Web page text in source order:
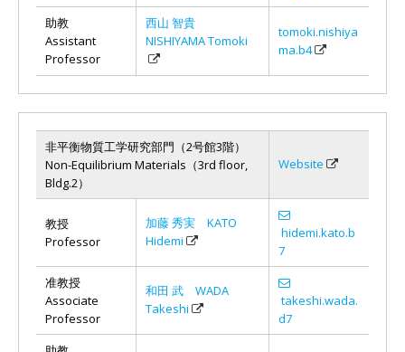
助教
Assistant
Professor
西山 智貴
NISHIYAMA Tomoki
tomoki.nishiya
ma.b4
非平衡物質工学研究部門（2号館3階）
Non-Equilibrium Materials（3rd floor,
Bldg.2）
Website
教授
Professor
加藤 秀実 KATO
Hidemi
hidemi.kato.b
7
准教授
Associate
Professor
和田 武 WADA
Takeshi
takeshi.wada.
d7